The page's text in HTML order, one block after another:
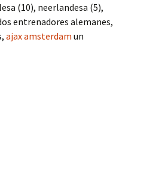
(10), neerlandesa (5),
entrenadores alemanes,
ajax amsterdam un